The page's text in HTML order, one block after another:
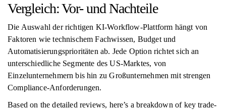
Vergleich: Vor- und Nachteile
Die Auswahl der richtigen KI-Workflow-Plattform hängt von
Faktoren wie technischem Fachwissen, Budget und
Automatisierungsprioritäten ab. Jede Option richtet sich an
unterschiedliche Segmente des US-Marktes, von
Einzelunternehmern bis hin zu Großunternehmen mit strengen
Compliance-Anforderungen.
Based on the detailed reviews, here’s a breakdown of key trade-